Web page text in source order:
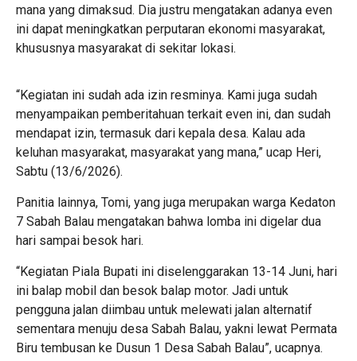
mana yang dimaksud. Dia justru mengatakan adanya even
ini dapat meningkatkan perputaran ekonomi masyarakat,
khususnya masyarakat di sekitar lokasi.
“Kegiatan ini sudah ada izin resminya. Kami juga sudah
menyampaikan pemberitahuan terkait even ini, dan sudah
mendapat izin, termasuk dari kepala desa. Kalau ada
keluhan masyarakat, masyarakat yang mana,” ucap Heri,
Sabtu (13/6/2026).
Panitia lainnya, Tomi, yang juga merupakan warga Kedaton
7 Sabah Balau mengatakan bahwa lomba ini digelar dua
hari sampai besok hari.
“Kegiatan Piala Bupati ini diselenggarakan 13-14 Juni, hari
ini balap mobil dan besok balap motor. Jadi untuk
pengguna jalan diimbau untuk melewati jalan alternatif
sementara menuju desa Sabah Balau, yakni lewat Permata
Biru tembusan ke Dusun 1 Desa Sabah Balau”, ucapnya.